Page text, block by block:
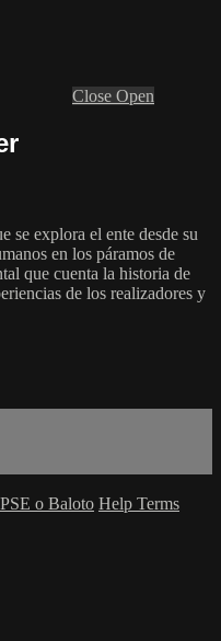
Close Open
se explora el ente desde su
en los páramos de
que cuenta la historia de
de los realizadores y
o Baloto Help Terms